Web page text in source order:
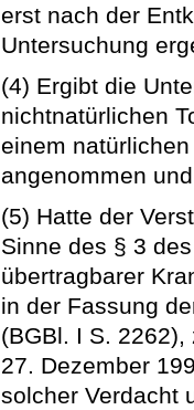
erst nach der
Untersuchung
(4) Ergibt die
nichtnatürlichen
einem
angenommen
(5) Hatte der
Sinne des § 3
übertragbarer
in der Fassung
(BGBl. I S.
27. Dezember
solcher Verdacht